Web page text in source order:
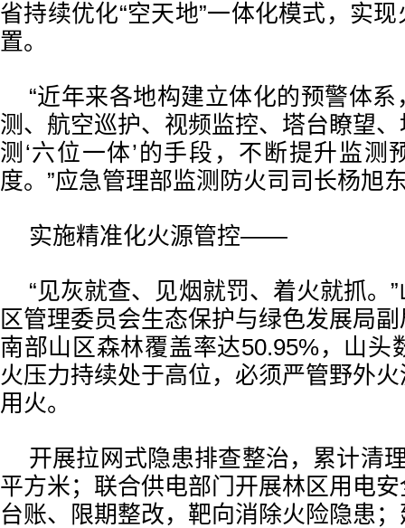
省持续优化“空天地”一体化模式，实
置。
“近年来各地构建立体化的预警体
测、航空巡护、视频监控、塔台瞭望
测‘六位一体’的手段，不断提升监测
度。”应急管理部监测防火司司长杨旭
实施精准化火源管控——
“见灰就查、见烟就罚、着火就抓。
区管理委员会生态保护与绿色发展局
南部山区森林覆盖率达50.95%，山头
火压力持续处于高位，必须严管野外
用火。
开展拉网式隐患排查整治，累计清
平方米；联合供电部门开展林区用电
台账、限期整改，靶向消除火险隐患